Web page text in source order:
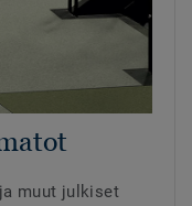
muut julkiset